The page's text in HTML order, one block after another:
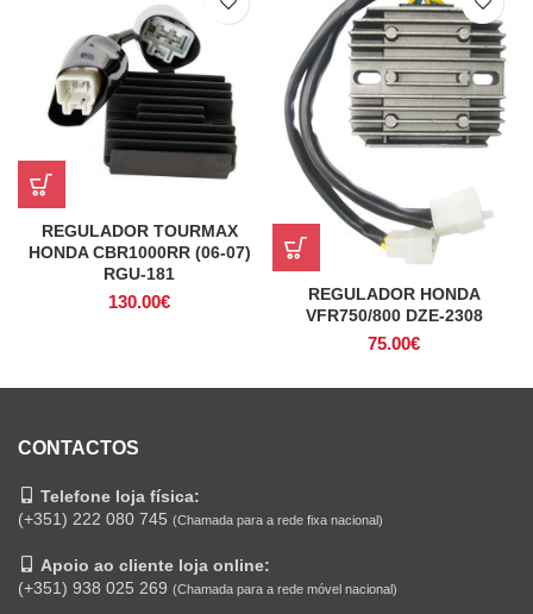
REGULADOR TOURMAX
HONDA CBR1000RR (06-07)
RGU-181
130.00€
REGULADOR HONDA
VFR750/800 DZE-2308
75.00€
CONTACTOS
Telefone loja física:
(+351) 222 080 745 (Chamada para a rede fixa nacional)
Apoio ao cliente loja online:
(+351) 938 025 269 (Chamada para a rede móvel nacional)